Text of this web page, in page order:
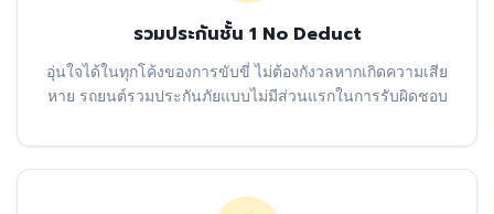
รวมประกันชั้น 1 No Deduct
อุ่นใจได้ในทุกโค้งของการขับขี่ ไม่ต้องกังวลหากเกิดความเสีย
หาย รถยนต์รวมประกันภัยแบบไม่มีส่วนแรกในการรับผิดชอบ